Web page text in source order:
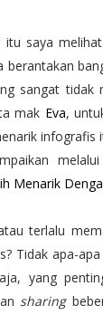
itu saya
berantakan
sangat tidak
mak Eva,
infografis
Menarik
terlalu
Tidak apa-
yang
sharing